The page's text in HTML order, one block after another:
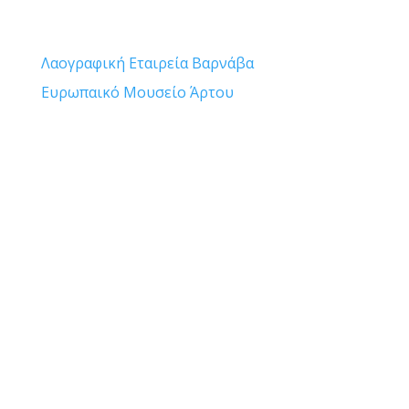
Λαογραφική Εταιρεία Βαρνάβα
Ευρωπαικό Μουσείο Άρτου